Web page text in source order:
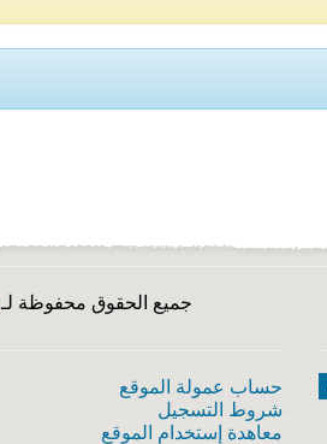
جميع الحقوق محفوظة لـ
حساب عمولة الموقع
شروط التسجيل
معاهدة إستخدام الموقع